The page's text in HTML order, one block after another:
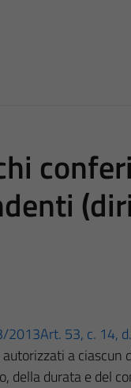
2013Art. 53, c. 14,
a ciascun
della durata e del